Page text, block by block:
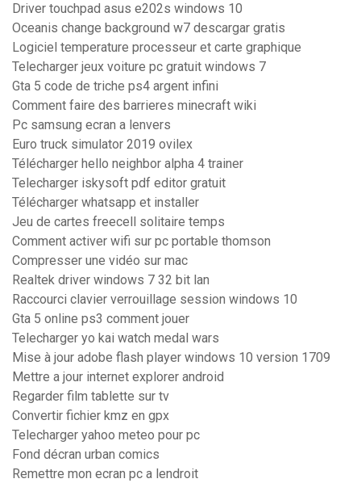
Driver touchpad asus e202s windows 10
Oceanis change background w7 descargar gratis
Logiciel temperature processeur et carte graphique
Telecharger jeux voiture pc gratuit windows 7
Gta 5 code de triche ps4 argent infini
Comment faire des barrieres minecraft wiki
Pc samsung ecran a lenvers
Euro truck simulator 2019 ovilex
Télécharger hello neighbor alpha 4 trainer
Telecharger iskysoft pdf editor gratuit
Télécharger whatsapp et installer
Jeu de cartes freecell solitaire temps
Comment activer wifi sur pc portable thomson
Compresser une vidéo sur mac
Realtek driver windows 7 32 bit lan
Raccourci clavier verrouillage session windows 10
Gta 5 online ps3 comment jouer
Telecharger yo kai watch medal wars
Mise à jour adobe flash player windows 10 version 1709
Mettre a jour internet explorer android
Regarder film tablette sur tv
Convertir fichier kmz en gpx
Telecharger yahoo meteo pour pc
Fond décran urban comics
Remettre mon ecran pc a lendroit